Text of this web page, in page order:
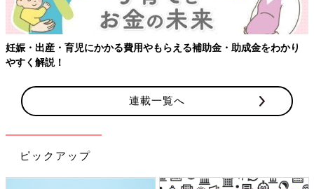
金をわかり
連載一覧へ
ピックアップ